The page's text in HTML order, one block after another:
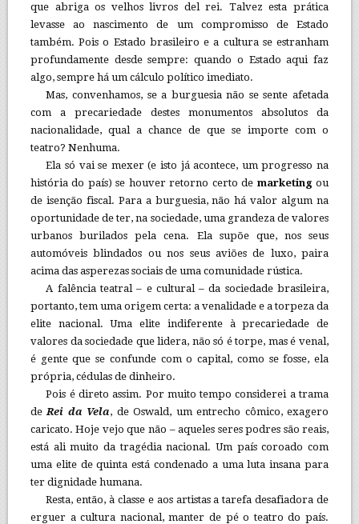
que abriga os velhos livros del rei. Talvez esta prática
levasse ao nascimento de um compromisso de Estado
também. Pois o Estado brasileiro e a cultura se estranham
profundamente desde sempre: quando o Estado aqui faz
algo, sempre há um cálculo político imediato.
Mas, convenhamos, se a burguesia não se sente afetada
com a precariedade destes monumentos absolutos da
nacionalidade, qual a chance de que se importe com o
teatro? Nenhuma.
Ela só vai se mexer (e isto já acontece, um progresso na
história do país) se houver retorno certo de marketingou
de isenção fiscal. Para a burguesia, não há valor algum na
oportunidade de ter, na sociedade, uma grandeza de valores
urbanos burilados pela cena. Ela supõe que, nos seus
automóveis blindados ou nos seus aviões de luxo, paira
acima das asperezas sociais de uma comunidade rústica.
A falência teatral – e cultural – da sociedade brasileira,
portanto, tem uma origem certa: a venalidade e a torpeza da
elite nacional. Uma elite indiferente à precariedade de
valores da sociedade que lidera, não só é torpe, mas é venal,
é gente que se confunde com o capital, como se fosse, ela
própria, cédulas de dinheiro.
Pois é direto assim. Por muito tempo considerei a trama
deRei da Vela, de Oswald, um entrecho cômico, exagero
caricato. Hoje vejo que não – aqueles seres podres são reais,
está ali muito da tragédia nacional. Um país coroado com
uma elite de quinta está condenado a uma luta insana para
ter dignidade humana.
Resta, então, à classe e aos artistas a tarefa desafiadora de
erguer a cultura nacional, manter de pé o teatro do país.